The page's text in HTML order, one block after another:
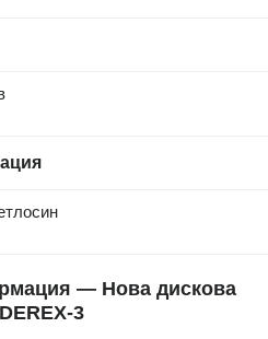
— Нова дискова
3